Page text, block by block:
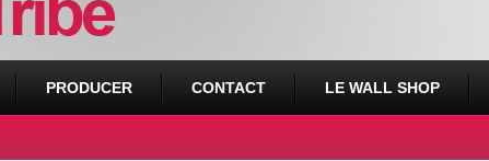
PRODUCER CONTACT LE WALL SHOP